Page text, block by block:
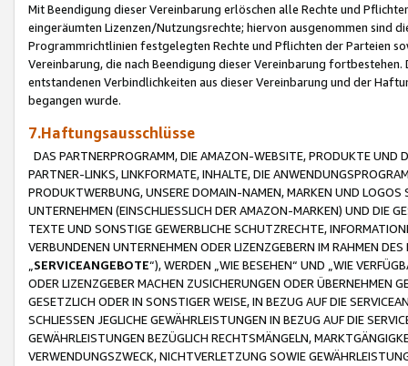
Mit Beendigung dieser Vereinbarung erlöschen alle Rechte und
eingeräumten Lizenzen/Nutzungsrechte; hiervon ausgenommen sind
Programmrichtlinien festgelegten Rechte und Pflichten der Parteien
Vereinbarung, die nach Beendigung dieser Vereinbarung
entstandenen Verbindlichkeiten aus dieser Vereinbarung und der
begangen wurde.
7.Haftungsausschlüsse
DAS PARTNERPROGRAMM, DIE AMAZON-WEBSITE, PRODUKTE UND
PARTNER-LINKS, LINKFORMATE, INHALTE, DIE
PRODUKTWERBUNG, UNSERE DOMAIN-NAMEN, MARKEN UND
UNTERNEHMEN (EINSCHLIESSLICH DER AMAZON-MARKEN) UND DIE
TEXTE UND SONSTIGE GEWERBLICHE SCHUTZRECHTE,
VERBUNDENEN UNTERNEHMEN ODER LIZENZGEBERN IM RAHMEN
SERVICEANGEBOTE“), WERDEN „WIE BESEHEN“ UND „WIE
ODER LIZENZGEBER MACHEN ZUSICHERUNGEN ODER ÜBERNEHMEN
GESETZLICH ODER IN SONSTIGER WEISE, IN BEZUG AUF DIE
SCHLIESSEN JEGLICHE GEWÄHRLEISTUNGEN IN BEZUG AUF DIE
GEWÄHRLEISTUNGEN BEZÜGLICH RECHTSMÄNGELN,
VERWENDUNGSZWECK, NICHTVERLETZUNG SOWIE